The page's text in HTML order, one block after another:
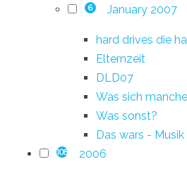
6 January 2007
hard drives die
Elternzeit
DLD07
Was sich
Was sonst?
Das wars -
108 2006